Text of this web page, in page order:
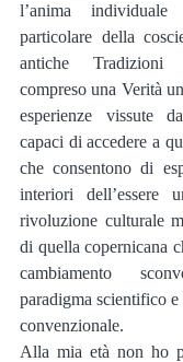
l’anima
particolare della
antiche Tradizioni
compreso una Verità
esperienze vissute
capaci di accedere a
che consentono di
interiori dell’essere
rivoluzione culturale
di quella copernicana
cambiamento
paradigma scientifico
convenzionale.
Alla mia età non ho